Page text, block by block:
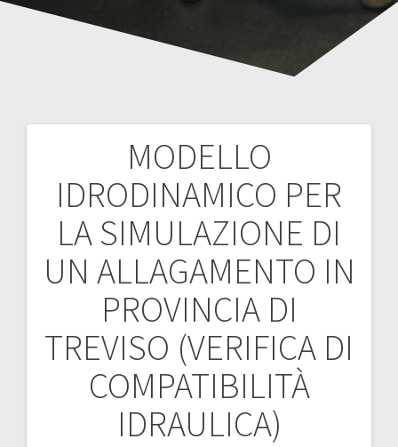
MODELLO
IDRODINAMICO PER
LA SIMULAZIONE DI
UN ALLAGAMENTO IN
PROVINCIA DI
TREVISO (VERIFICA DI
COMPATIBILITÀ
IDRAULICA)
Navigazione
articoli